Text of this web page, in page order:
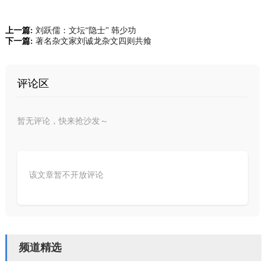
上一篇: 刘跃儒：文坛“隐士” 韩少功
下一篇: 著名杂文家刘诚龙杂文四则共飨
评论区
暂无评论，快来抢沙发～
该文章暂不开放评论
频道精选